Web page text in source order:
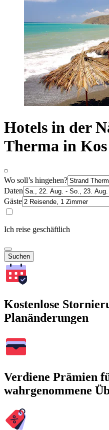
Hotels in der
Therma in Kos
Wo soll’s hingehen?
Daten
Gäste
Ich reise geschäftlich
Suchen
Kostenlose
Planänderungen
Verdiene Prämien
wahrgenommene